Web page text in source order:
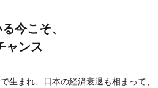
今こそ、
ャンス
生まれ、日本の経済衰退も相まって、